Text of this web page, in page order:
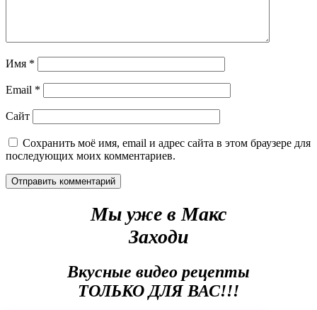
Имя *
Email *
Сайт
Сохранить моё имя, email и адрес сайта в этом браузере для
последующих моих комментариев.
Мы уже в Макс
Заходи
Вкусные видео рецепты
ТОЛЬКО ДЛЯ ВАС!!!